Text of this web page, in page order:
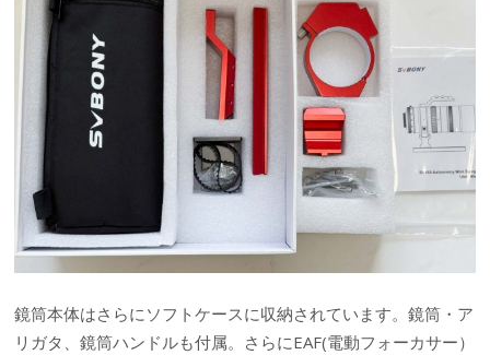
鏡筒本体はさらにソフトケースに収納されています。鏡筒・ア
リガタ、鏡筒ハンドルも付属。さらにEAF(電動フォーカサー）